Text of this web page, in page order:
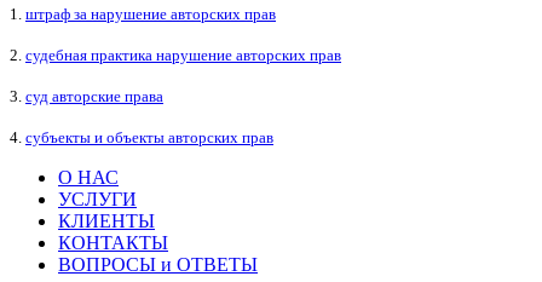
1. штраф за нарушение авторских прав
2. судебная практика нарушение авторских прав
3. суд авторские права
4. субъекты и объекты авторских прав
О НАС
УСЛУГИ
КЛИЕНТЫ
КОНТАКТЫ
ВОПРОСЫ и ОТВЕТЫ